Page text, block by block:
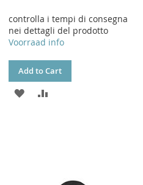
controlla i tempi di consegna
nei dettagli del prodotto
Voorraad info
Add to Cart
ADD